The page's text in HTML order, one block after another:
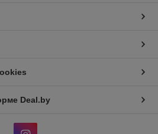
Deal.by